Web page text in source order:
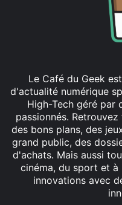
Le Café du Geek
d'actualité numérique
High-Tech géré par
passionnés.
des bons plans, des
grand public, des
d'achats. Mais aussi
cinéma, du sport et à
innovations avec